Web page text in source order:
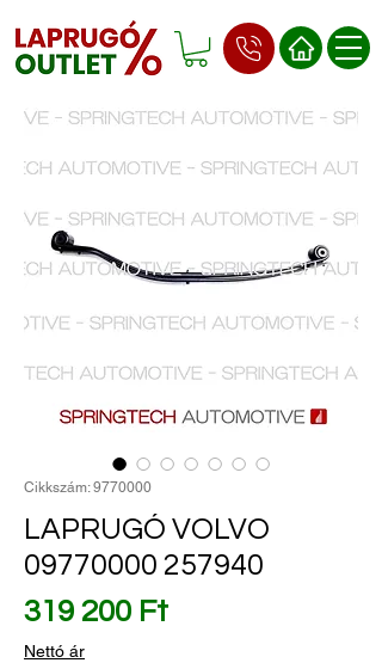
Cikkszám: 9770000
LAPRUGÓ VOLVO
09770000 257940
319 200 FtÁr
Nettó ár